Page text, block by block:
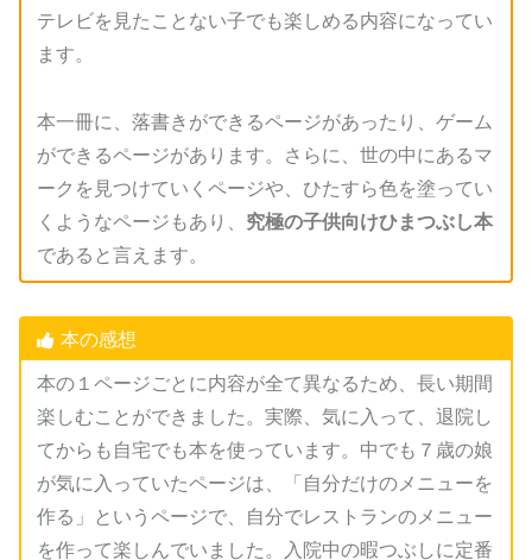
テレビを見たことない子でも楽しめる内容になってい
ます。
本一冊に、落書きができるページがあったり、ゲーム
ができるページがあります。さらに、世の中にあるマ
ークを見つけていくページや、ひたすら色を塗ってい
くようなページもあり、 究極の子供向けひまつぶし本
であると言えます。
本の感想
本の１ページごとに内容が全て異なるため、長い期間
楽しむことができました。実際、気に入って、退院し
てからも自宅でも本を使っています。中でも７歳の娘
が気に入っていたページは、「自分だけのメニューを
作る」というページで、自分でレストランのメニュー
を作って楽しんでいました。入院中の暇つぶしに定番